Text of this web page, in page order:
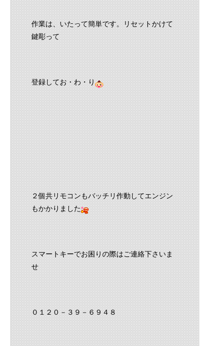
作業は、いたって簡単です。リセットかけて
鍵彫って
登録してお・わ・り
２個共リモコンもバッチリ作動してエンジン
もかかりました
スマートキーでお困りの際はご連絡下さいま
せ
０１２０－３９－６９４８